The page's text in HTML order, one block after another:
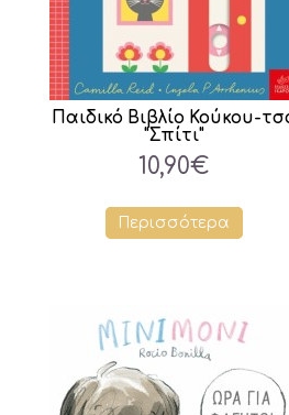
Παιδικό Βιβλίο Κούκου-
"Σπίτι"
10,90€
Περισσότερα